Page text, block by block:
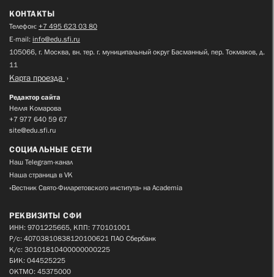
КОНТАКТЫ
Телефон: +7 495 623 03 80
E-mail: info@edu.sfi.ru
105066, г. Москва, вн. тер. г. муниципальный округ Басманный, пер. Токмаков, д.
11
Карта проезда
Редактор сайта
Нелля Комарова
+7 977 640 59 67
site@edu.sfi.ru
СОЦИАЛЬНЫЕ СЕТИ
Наш Telegram-канал
Наша страница в VK
«Вестник Свято-Филаретовского института» на Academia
РЕКВИЗИТЫ СФИ
ИНН: 9701225665, КПП: 770101001
Р/с: 40703810838120100621 ПАО Сбербанк
К/с: 30101810400000000225
БИК: 044525225
ОКТМО: 45375000